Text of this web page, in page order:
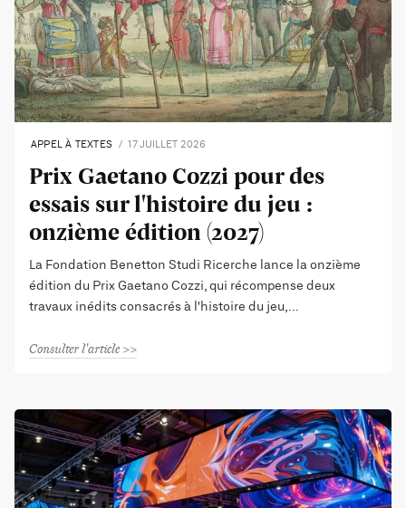
APPEL À TEXTES 17 JUILLET 2026
Prix Gaetano Cozzi pour des
essais sur l'histoire du jeu :
onzième édition (2027)
La Fondation Benetton Studi Ricerche lance la onzième
édition du Prix Gaetano Cozzi, qui récompense deux
travaux inédits consacrés à l'histoire du jeu,
Consulter l'article